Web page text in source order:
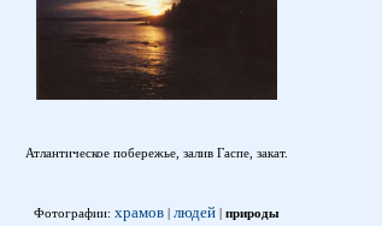
Атлантическое побережье, залив Гаспе, закат.
Фотографии: храмов | людей | природы